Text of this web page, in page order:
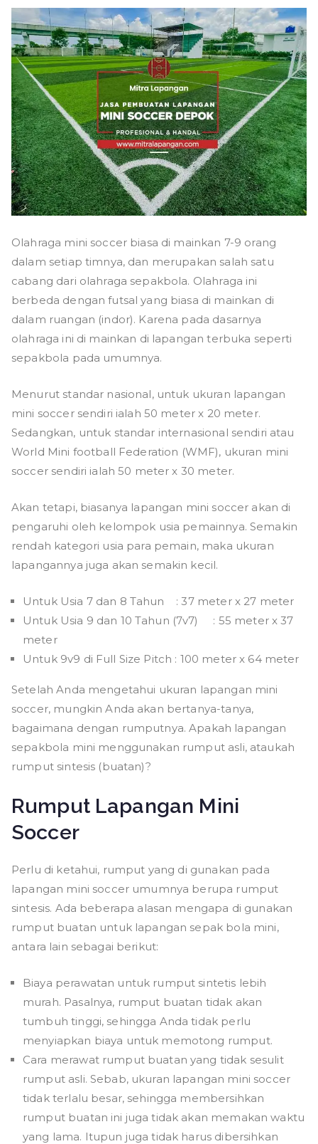
Olahraga mini soccer biasa di mainkan 7-9 orang
dalam setiap timnya, dan merupakan salah satu
cabang dari olahraga sepakbola. Olahraga ini
berbeda dengan futsal yang biasa di mainkan di
dalam ruangan (indor). Karena pada dasarnya
olahraga ini di mainkan di lapangan terbuka seperti
sepakbola pada umumnya.
Menurut standar nasional, untuk ukuran lapangan
mini soccer sendiri ialah 50 meter x 20 meter.
Sedangkan, untuk standar internasional sendiri atau
World Mini football Federation (WMF), ukuran mini
soccer sendiri ialah 50 meter x 30 meter.
Akan tetapi, biasanya lapangan mini soccer akan di
pengaruhi oleh kelompok usia pemainnya. Semakin
rendah kategori usia para pemain, maka ukuran
lapangannya juga akan semakin kecil.
Untuk Usia 7 dan 8 Tahun : 37 meter x 27 meter
Untuk Usia 9 dan 10 Tahun (7v7) : 55 meter x 37
meter
Untuk 9v9 di Full Size Pitch : 100 meter x 64 meter
Setelah Anda mengetahui ukuran lapangan mini
soccer, mungkin Anda akan bertanya-tanya,
bagaimana dengan rumputnya. Apakah lapangan
sepakbola mini menggunakan rumput asli, ataukah
rumput sintesis (buatan)?
Rumput Lapangan Mini
Soccer
Perlu di ketahui, rumput yang di gunakan pada
lapangan mini soccer umumnya berupa rumput
sintesis. Ada beberapa alasan mengapa di gunakan
rumput buatan untuk lapangan sepak bola mini,
antara lain sebagai berikut:
Biaya perawatan untuk rumput sintetis lebih
murah. Pasalnya, rumput buatan tidak akan
tumbuh tinggi, sehingga Anda tidak perlu
menyiapkan biaya untuk memotong rumput.
Cara merawat rumput buatan yang tidak sesulit
rumput asli. Sebab, ukuran lapangan mini soccer
tidak terlalu besar, sehingga membersihkan
rumput buatan ini juga tidak akan memakan waktu
yang lama. Itupun juga tidak harus dibersihkan